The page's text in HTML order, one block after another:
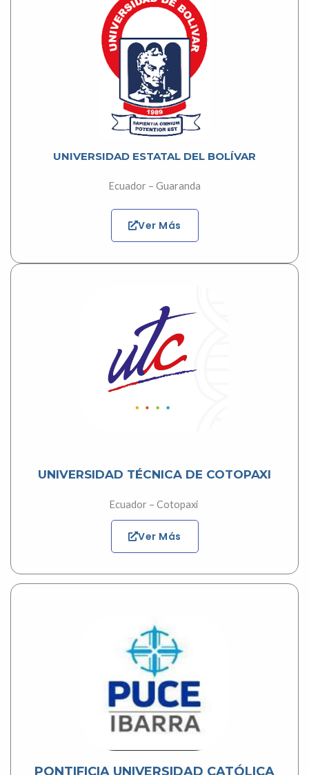
UNIVERSIDAD ESTATAL DEL BOLÍVAR
Ecuador – Guaranda
Ver Más
UNIVERSIDAD TÉCNICA DE COTOPAXI
Ecuador – Cotopaxi
Ver Más
PONTIFICIA UNIVERSIDAD CATÓLICA